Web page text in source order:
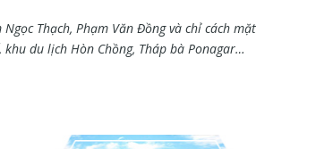
Thạch, Phạm Văn Đồng và chỉ cách mặt
du lịch Hòn Chồng, Tháp bà Ponagar…